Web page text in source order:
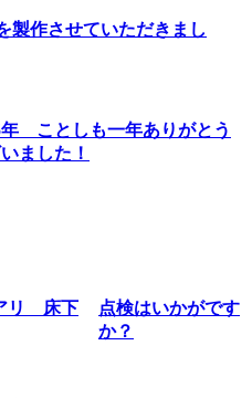
製作させていただきまし
年 ことしも一年ありがとう
ました！
点検はいかがです
か？